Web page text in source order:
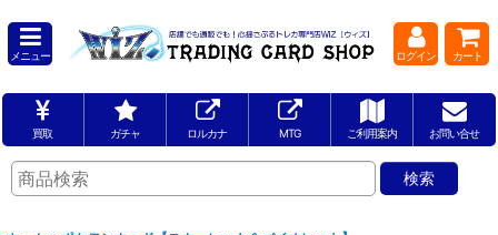
メニュー ログイン カート
買取 ガチャ ロルカナ MTG ご利用案内 お問い合せ